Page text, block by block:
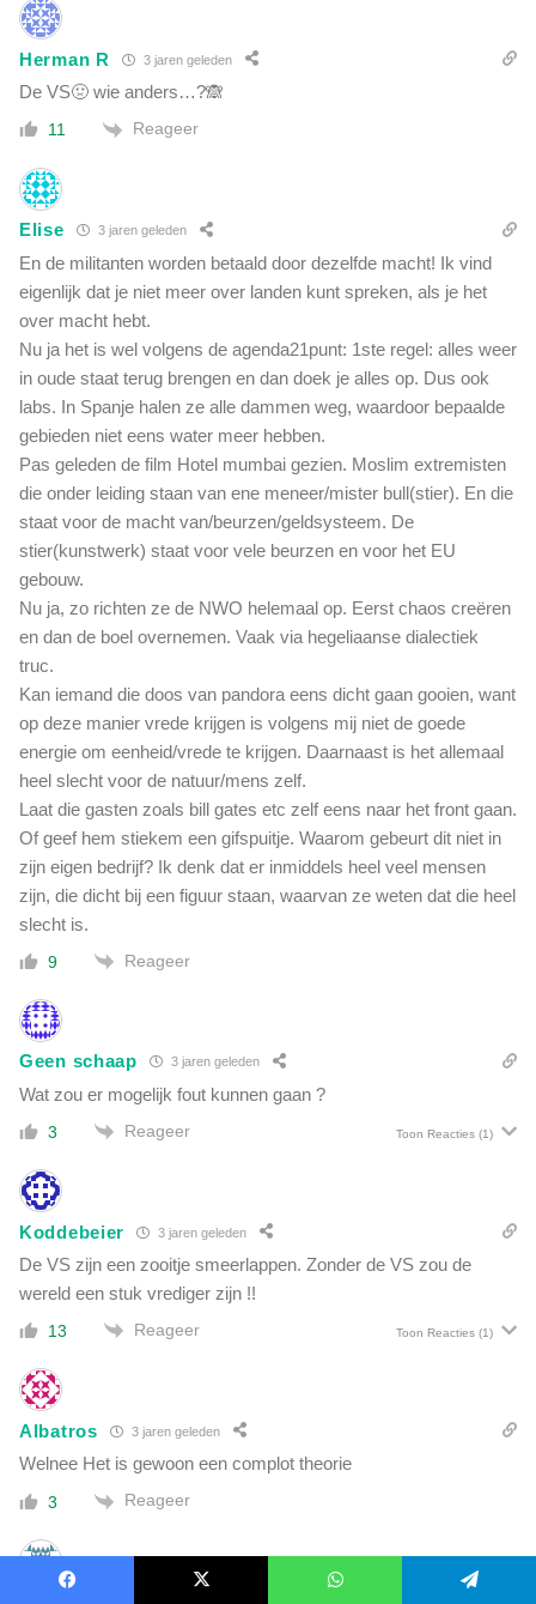
Herman R 3 jaren geleden
De VS🤢 wie anders…?🙈
11 Reageer
Elise 3 jaren geleden
En de militanten worden betaald door dezelfde macht! Ik vind
eigenlijk dat je niet meer over landen kunt spreken, als je het
over macht hebt.
Nu ja het is wel volgens de agenda21punt: 1ste regel: alles weer
in oude staat terug brengen en dan doek je alles op. Dus ook
labs. In Spanje halen ze alle dammen weg, waardoor bepaalde
gebieden niet eens water meer hebben.
Pas geleden de film Hotel mumbai gezien. Moslim extremisten
die onder leiding staan van ene meneer/mister bull(stier). En die
staat voor de macht van/beurzen/geldsysteem. De
stier(kunstwerk) staat voor vele beurzen en voor het EU
gebouw.
Nu ja, zo richten ze de NWO helemaal op. Eerst chaos creëren
en dan de boel overnemen. Vaak via hegeliaanse dialectiek
truc.
Kan iemand die doos van pandora eens dicht gaan gooien, want
op deze manier vrede krijgen is volgens mij niet de goede
energie om eenheid/vrede te krijgen. Daarnaast is het allemaal
heel slecht voor de natuur/mens zelf.
Laat die gasten zoals bill gates etc zelf eens naar het front gaan.
Of geef hem stiekem een gifspuitje. Waarom gebeurt dit niet in
zijn eigen bedrijf? Ik denk dat er inmiddels heel veel mensen
zijn, die dicht bij een figuur staan, waarvan ze weten dat die heel
slecht is.
9 Reageer
Geen schaap 3 jaren geleden
Wat zou er mogelijk fout kunnen gaan ?
3 Reageer Toon Reacties (1)
Koddebeier 3 jaren geleden
De VS zijn een zooitje smeerlappen. Zonder de VS zou de
wereld een stuk vrediger zijn !!
13 Reageer Toon Reacties (1)
Albatros 3 jaren geleden
Welnee Het is gewoon een complot theorie
3 Reageer